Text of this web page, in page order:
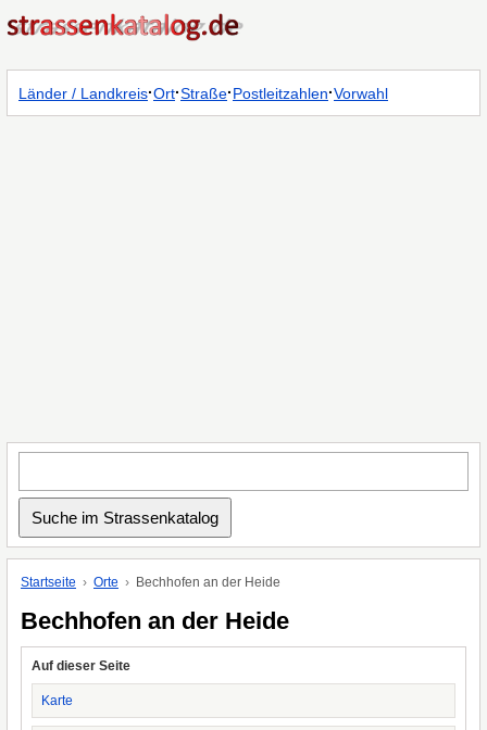
Länder / Landkreis·Ort·Straße·Postleitzahlen·Vorwahl
Startseite Orte Bechhofen an der Heide
Bechhofen an der Heide
Auf dieser Seite
Karte